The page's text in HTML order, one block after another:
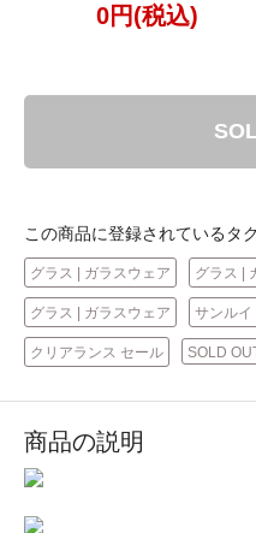
0円(税込)
この商品に登録されているタ
グラス | ガラスウェア グラス |
グラス | ガラスウェア サンルイ
クリアランス セール SOLD
商品の説明